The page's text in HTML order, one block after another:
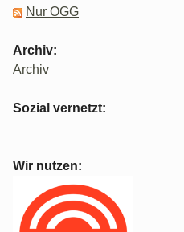
Nur OGG
Archiv:
Archiv
Sozial vernetzt:
Wir nutzen: